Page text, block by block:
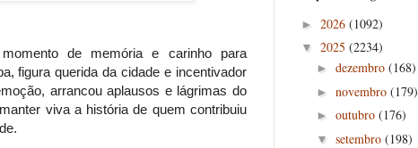
de memória e carinho para
figura querida da cidade e incentivador
arrancou aplausos e lágrimas do
viva a história de quem contribuiu
► 2026 (1092)
▼ 2025 (2234)
► dezembro (168)
► novembro (179)
► outubro (176)
▼ setembro (198)